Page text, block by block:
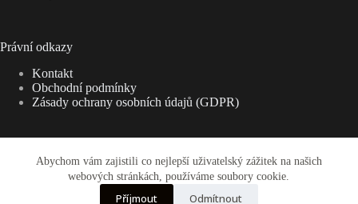
Abychom vám zajistili co nejlepší uživatelský zážitek na našich
webových stránkách, používáme soubory cookie.
Příjmout Odmítnout
Právní odkazy
Kontakt
Obchodní podmínky
Zásady ochrany osobních údajů (GDPR)
Adresa:
Kaktusy - Ryšavý (zadní vchod) Bezručova,
684 01 Slavkov u Brna